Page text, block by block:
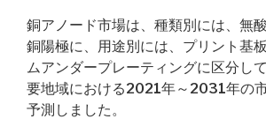
銅アノード市場は、種類別には、無
銅陽極に、用途別には、プリント基
ムアンダープレーティングに区分し
要地域における2021年～2031年の
予測しました。